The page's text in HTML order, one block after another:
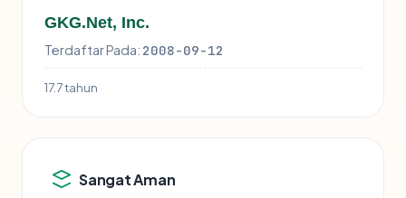
GKG.Net, Inc.
Terdaftar Pada: 2008-09-12
17.7 tahun
Sangat Aman